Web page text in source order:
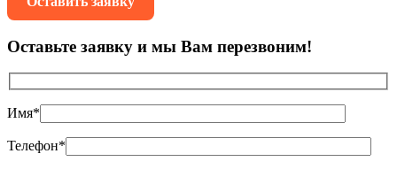
Оставьте заявку и мы Вам перезвоним!
Имя*
Телефон*